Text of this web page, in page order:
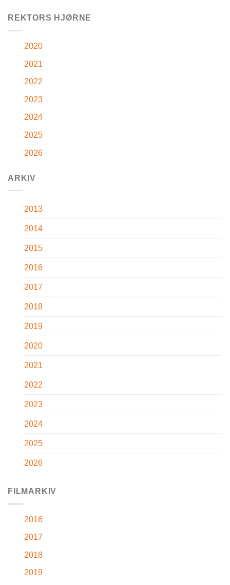
REKTORS HJØRNE
2020
2021
2022
2023
2024
2025
2026
ARKIV
2013
2014
2015
2016
2017
2018
2019
2020
2021
2022
2023
2024
2025
2026
FILMARKIV
2016
2017
2018
2019